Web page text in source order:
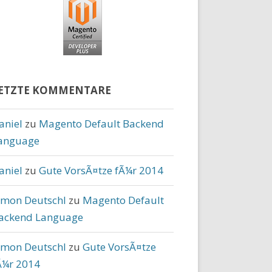
KOMMENTARE
zu Magento Default Backend
zu Gute VorsÃ¤tze fÃ¼r 2014
Deutschl zu Magento Default
Language
Deutschl zu Gute VorsÃ¤tze
2014